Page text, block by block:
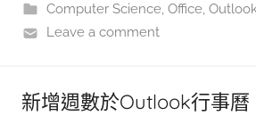
Computer Science, Office,
Leave a comment
新增週數於Outlook行事曆